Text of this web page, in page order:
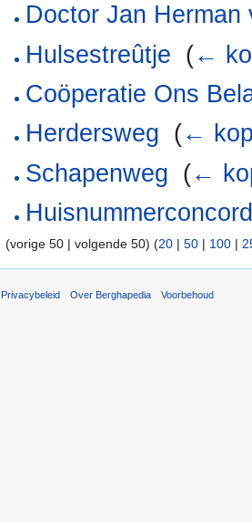
Doctor Jan Herman
Hulsestreûtje (←
Coöperatie Ons
Herdersweg (←
Schapenweg (←
(vorige 50 | volgende 50) (20 | 50 | 100 |
Privacybeleid Over Berghapedia Voorbehoud